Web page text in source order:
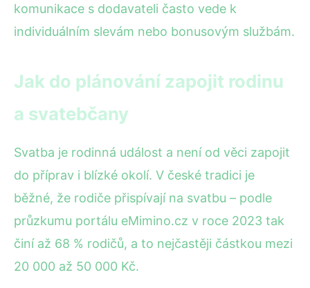
komunikace s dodavateli často vede k
individuálním slevám nebo bonusovým službám.
Jak do plánování zapojit rodinu
a svatebčany
Svatba je rodinná událost a není od věci zapojit
do příprav i blízké okolí. V české tradici je
běžné, že rodiče přispívají na svatbu – podle
průzkumu portálu eMimino.cz v roce 2023 tak
činí až 68 % rodičů, a to nejčastěji částkou mezi
20 000 až 50 000 Kč.